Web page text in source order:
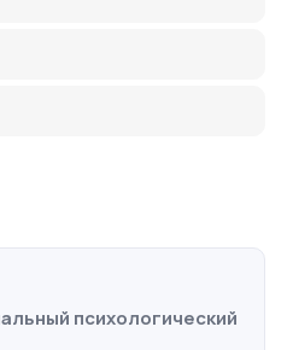
психологический